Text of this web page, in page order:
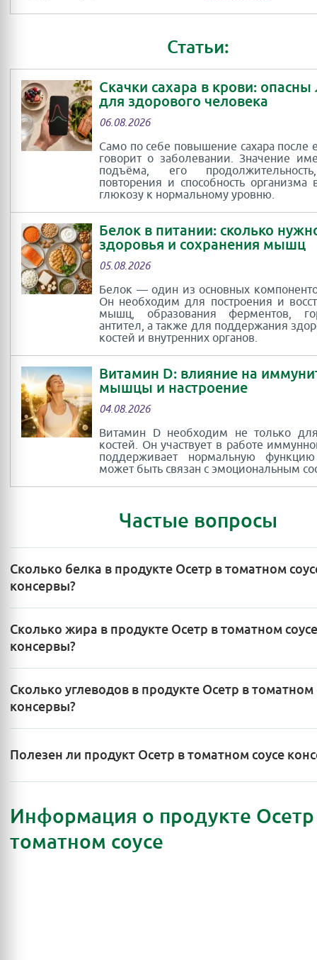
Статьи:
Скачки сахара в крови: опасны
для здорового человека
06.08.2026
Само по себе повышение сахара после
говорит о заболевании. Значение
подъёма, его
повторения и способность организма
глюкозу к нормальному уровню.
Белок в питании: сколько
здоровья и сохранения мышц
05.08.2026
Белок — один из основных
Он необходим для построения и
мышц, образования ферментов,
антител, а также для поддержания
костей и внутренних органов.
Витамин D: влияние на
мышцы и настроение
04.08.2026
Витамин D необходим не только
костей. Он участвует в работе
поддерживает нормальную
может быть связан с эмоциональным
Частые вопросы
Сколько белка в продукте Осетр в томатном
консервы?
Сколько жира в продукте Осетр в томатном соусе
консервы?
Сколько углеводов в продукте Осетр в томатном
консервы?
Полезен ли продукт Осетр в томатном соусе
Информация о продукте
томатном соусе